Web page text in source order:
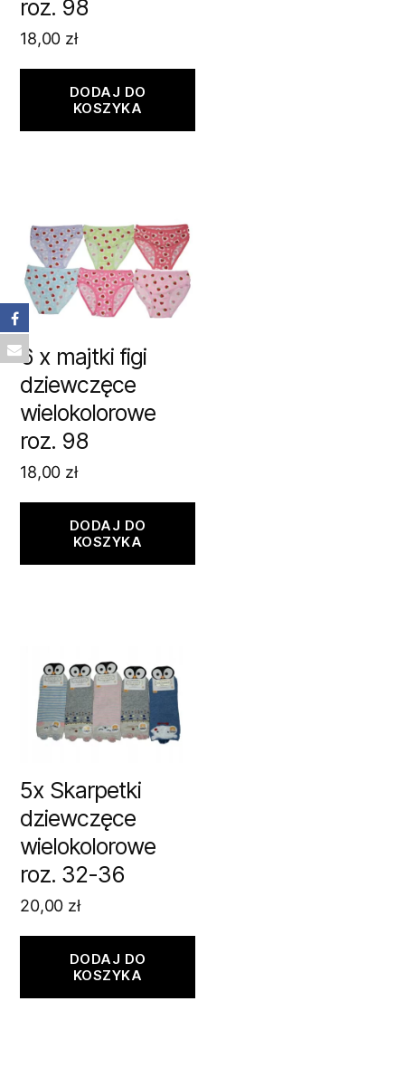
roz. 98
18,00 zł
DODAJ DO
KOSZYKA
6 x majtki figi
dziewczęce
wielokolorowe
roz. 98
18,00 zł
DODAJ DO
KOSZYKA
5x Skarpetki
dziewczęce
wielokolorowe
roz. 32-36
20,00 zł
DODAJ DO
KOSZYKA